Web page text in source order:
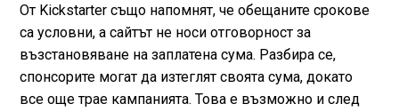
От Kickstarter също напомнят, че обещаните срокове
са условни, а сайтът не носи отговорност за
възстановяване на заплатена сума. Разбира се,
спонсорите могат да изтеглят своята сума, докато
все още трае кампанията. Това е възможно и след